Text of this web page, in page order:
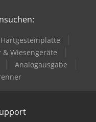
Hartgesteinplatte
Wiesengeräte
Analogausgabe